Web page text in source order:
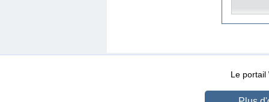
Conditions d’utilisation
Le portail